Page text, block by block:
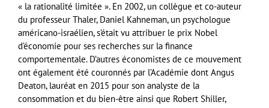
« la rationalité limitée ». En 2002, un collègue et co-auteur
du professeur Thaler, Daniel Kahneman, un psychologue
américano-israélien, s’était vu attribuer le prix Nobel
d’économie pour ses recherches sur la finance
comportementale. D’autres économistes de ce mouvement
ont également été couronnés par l’Académie dont Angus
Deaton, lauréat en 2015 pour son analyste de la
consommation et du bien-être ainsi que Robert Shiller,